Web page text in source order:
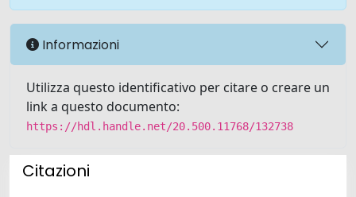
Informazioni
Utilizza questo identificativo per citare o creare un
link a questo documento:
https://hdl.handle.net/20.500.11768/132738
Citazioni